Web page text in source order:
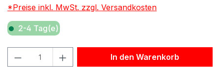
*Preise inkl. MwSt. zzgl. Versandkosten
2-4 Tag(e)
Produkt Anzahl: Gib den gewünschten Wert ein oder
In den Warenkorb